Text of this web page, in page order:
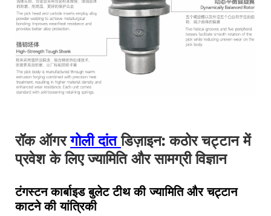
रॉक ऑगरगोली दांतडिज़ाइन: कठोर चट्टान में
प्रवेश के लिए ज्यामिति और सामग्री विज्ञान
टंगस्टन कार्बाइड बुलेट टीथ की ज्यामिति और चट्टान
काटने की यांत्रिकी